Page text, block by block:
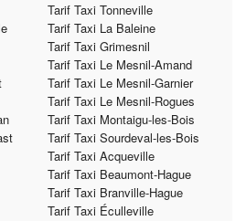
Tarif Taxi Tonneville
Tarif Taxi La Baleine
Tarif Taxi Grimesnil
Tarif Taxi Le Mesnil-Amand
Tarif Taxi Le Mesnil-Garnier
Tarif Taxi Le Mesnil-Rogues
Tarif Taxi Montaigu-les-Bois
Tarif Taxi Sourdeval-les-Bois
Tarif Taxi Acqueville
Tarif Taxi Beaumont-Hague
Tarif Taxi Branville-Hague
Tarif Taxi Éculleville